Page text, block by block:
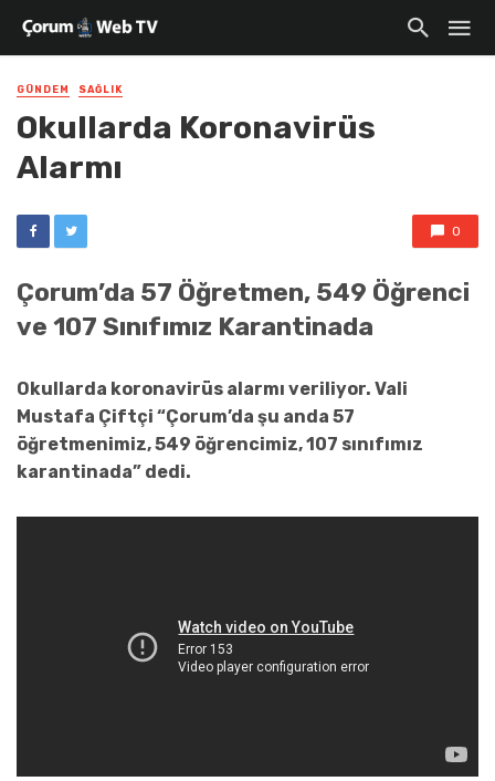
GÜNDEM SAĞLIK
Okullarda Koronavirüs
Alarmı
0
Çorum’da 57 Öğretmen, 549 Öğrenci
ve 107 Sınıfımız Karantinada
Okullarda koronavirüs alarmı veriliyor. Vali
Mustafa Çiftçi “Çorum’da şu anda 57
öğretmenimiz, 549 öğrencimiz, 107 sınıfımız
karantinada” dedi.